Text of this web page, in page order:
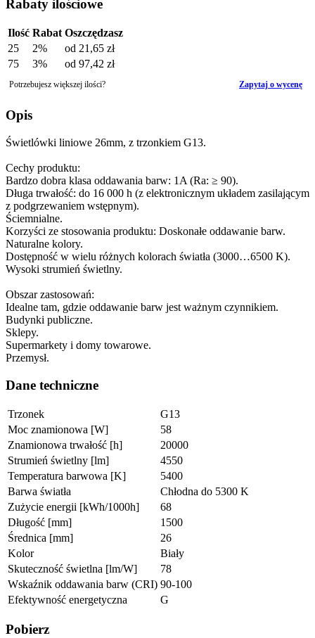
Rabaty ilościowe
Ilość Rabat Oszczędzasz
25
2% od 21,65 zł
75
3% od 97,42 zł
Potrzebujesz większej ilości? Zapytaj o wycenę
Opis
Świetlówki liniowe 26mm, z trzonkiem G13.
Cechy produktu:
Bardzo dobra klasa oddawania barw: 1A (Ra: ≥ 90).
Długa trwałość: do 16 000 h (z elektronicznym układem zasilającym
z podgrzewaniem wstępnym).
Ściemnialne.
Korzyści ze stosowania produktu: Doskonałe oddawanie barw.
Naturalne kolory.
Dostępność w wielu różnych kolorach światła (3000…6500 K).
Wysoki strumień świetlny.
Obszar zastosowań:
Idealne tam, gdzie oddawanie barw jest ważnym czynnikiem.
Budynki publiczne.
Sklepy.
Supermarkety i domy towarowe.
Przemysł.
Dane techniczne
Trzonek
G13
Moc znamionowa [W]
58
Znamionowa trwałość [h]
20000
Strumień świetlny [lm]
4550
Temperatura barwowa [K]
5400
Barwa światła
Chłodna do 5300 K
Zużycie energii [kWh/1000h]
68
Długość [mm]
1500
Średnica [mm]
26
Kolor
Biały
Skuteczność świetlna [lm/W]
78
Wskaźnik oddawania barw (CRI) 90-100
Efektywność energetyczna
G
Pobierz